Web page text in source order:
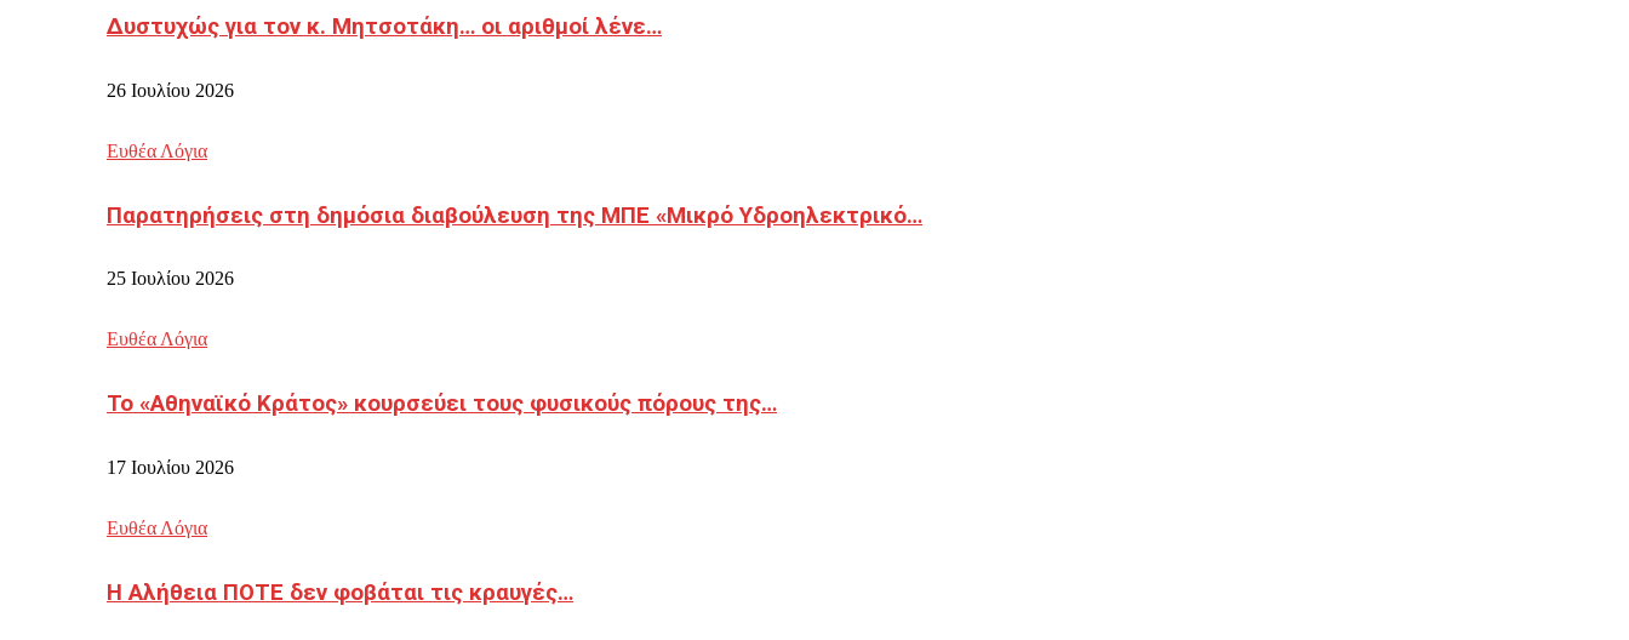
Δυστυχώς για τον κ. Μητσοτάκη… οι αριθμοί λένε…
26 Ιουλίου 2026
Ευθέα Λόγια
Παρατηρήσεις στη δημόσια διαβούλευση της ΜΠΕ «Μικρό Υδροηλεκτρικό…
25 Ιουλίου 2026
Ευθέα Λόγια
Το «Αθηναϊκό Κράτος» κουρσεύει τους φυσικούς πόρους της…
17 Ιουλίου 2026
Ευθέα Λόγια
Η Αλήθεια ΠΟΤΕ δεν φοβάται τις κραυγές…